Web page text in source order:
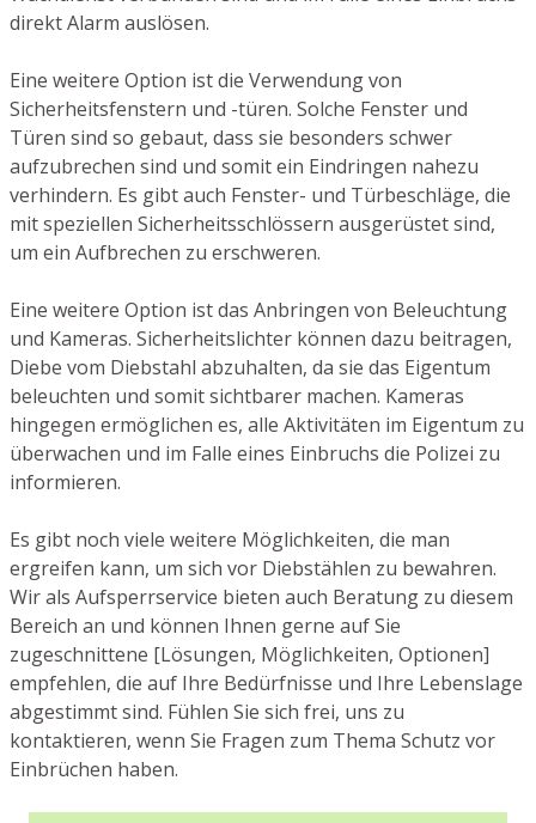
direkt Alarm auslösen.
Eine weitere Option ist die Verwendung von
Sicherheitsfenstern und -türen. Solche Fenster und
Türen sind so gebaut, dass sie besonders schwer
aufzubrechen sind und somit ein Eindringen nahezu
verhindern. Es gibt auch Fenster- und Türbeschläge, die
mit speziellen Sicherheitsschlössern ausgerüstet sind,
um ein Aufbrechen zu erschweren.
Eine weitere Option ist das Anbringen von Beleuchtung
und Kameras. Sicherheitslichter können dazu beitragen,
Diebe vom Diebstahl abzuhalten, da sie das Eigentum
beleuchten und somit sichtbarer machen. Kameras
hingegen ermöglichen es, alle Aktivitäten im Eigentum zu
überwachen und im Falle eines Einbruchs die Polizei zu
informieren.
Es gibt noch viele weitere Möglichkeiten, die man
ergreifen kann, um sich vor Diebstählen zu bewahren.
Wir als Aufsperrservice bieten auch Beratung zu diesem
Bereich an und können Ihnen gerne auf Sie
zugeschnittene [Lösungen, Möglichkeiten, Optionen]
empfehlen, die auf Ihre Bedürfnisse und Ihre Lebenslage
abgestimmt sind. Fühlen Sie sich frei, uns zu
kontaktieren, wenn Sie Fragen zum Thema Schutz vor
Einbrüchen haben.